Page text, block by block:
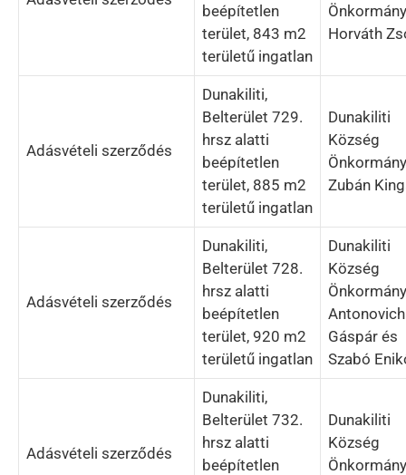
beépítetlen
terület, 843 m2
területű ingatlan
Horváth
Adásvételi szerződés
Dunakiliti,
Belterület 729.
hrsz alatti
beépítetlen
terület, 885 m2
területű ingatlan
Dunakiliti
Község
Zubán
Adásvételi szerződés
Dunakiliti,
Belterület 728.
hrsz alatti
beépítetlen
terület, 920 m2
területű ingatlan
Dunakiliti
Község
Antonovich
Gáspár és
Szabó
Adásvételi szerződés
Dunakiliti,
Belterület 732.
hrsz alatti
beépítetlen
Dunakiliti
Község